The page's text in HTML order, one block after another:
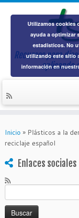
contenido
Recursos para
aplicando
Inicio » Plásticos a la
reciclaje español
Enlaces sociales
Utilizamos cookies
ayuda a optimizar
estadísticos. No
utilizando este sitio
información en